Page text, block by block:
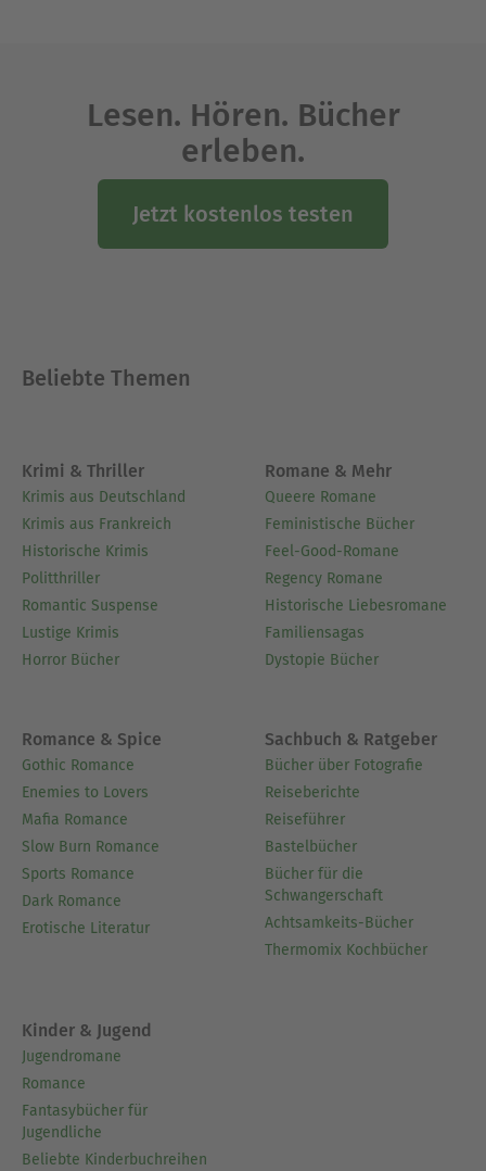
Lesen. Hören. Bücher
erleben.
Jetzt kostenlos testen
Beliebte Themen
Krimi & Thriller
Krimis aus Deutschland
Krimis aus Frankreich
Historische Krimis
Politthriller
Romantic Suspense
Lustige Krimis
Horror Bücher
Romane & Mehr
Queere Romane
Feministische Bücher
Feel-Good-Romane
Regency Romane
Historische Liebesromane
Familiensagas
Dystopie Bücher
Romance & Spice
Gothic Romance
Enemies to Lovers
Mafia Romance
Slow Burn Romance
Sports Romance
Dark Romance
Erotische Literatur
Sachbuch & Ratgeber
Bücher über Fotografie
Reiseberichte
Reiseführer
Bastelbücher
Bücher für die
Schwangerschaft
Achtsamkeits-Bücher
Thermomix Kochbücher
Kinder & Jugend
Jugendromane
Romance
Fantasybücher für
Jugendliche
Beliebte Kinderbuchreihen